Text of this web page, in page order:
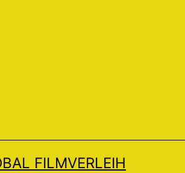
FILMVERLEIH